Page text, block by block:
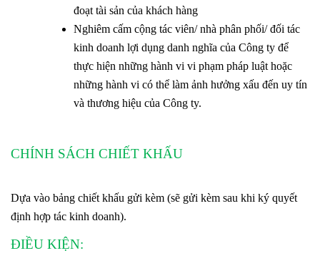
đoạt tài sản của khách hàng
Nghiêm cấm cộng tác viên/ nhà phân phối/ đối tác
kinh doanh lợi dụng danh nghĩa của Công ty để
thực hiện những hành vi vi phạm pháp luật hoặc
những hành vi có thể làm ảnh hưởng xấu đến uy tín
và thương hiệu của Công ty.
CHÍNH SÁCH CHIẾT KHẤU
Dựa vào bảng chiết khấu gửi kèm (sẽ gửi kèm sau khi ký quyết
định hợp tác kinh doanh).
ĐIỀU KIỆN: